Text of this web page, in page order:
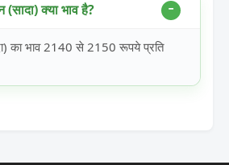
क्या भाव है?
का भाव 2140 से 2150 रूपये प्रति